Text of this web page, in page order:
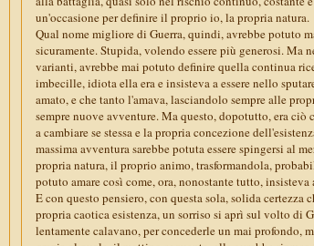
un'occasione per definire il proprio io, la propria natura.
Qual nome migliore di Guerra, quindi, avrebbe potuto
sicuramente. Stupida, volendo essere più generosi. Ma
varianti, avrebbe mai potuto definire quella continua
imbecille, idiota ella era e insisteva a essere nello
amato, e che tanto l'amava, lasciandolo sempre alle
sempre nuove avventure. Ma questo, dopotutto, era
a cambiare se stessa e la propria concezione
massima avventura sarebbe potuta essere spingersi al
propria natura, il proprio animo, trasformandola,
potuto amare così come, ora, nonostante tutto, insisteva
E con questo pensiero, con questa sola, solida
propria caotica esistenza, un sorriso si aprì sul volto di
lentamente calavano, per concederle un mai profondo,